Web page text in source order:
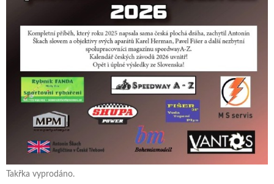
Takřka vyprodáno.